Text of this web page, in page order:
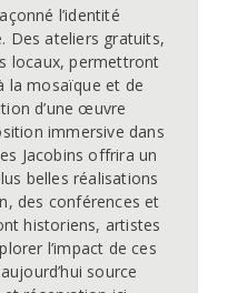
l’identité
Des ateliers gratuits,
locaux, permettront
la mosaïque et de
d’une œuvre
immersive dans
Jacobins offrira un
belles réalisations
des conférences et
historiens, artistes
l’impact de ces
source